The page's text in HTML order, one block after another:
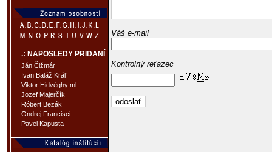
.: NAPOSLEDY PRIDANÍ
Ján Čižmár
Ivan Baláž Kráľ
Viktor Hidvéghy ml.
Jozef Majerčík
Róbert Bezák
Ondrej Francisci
Pavel Kapusta
Váš e-mail
Kontrolný reťazec